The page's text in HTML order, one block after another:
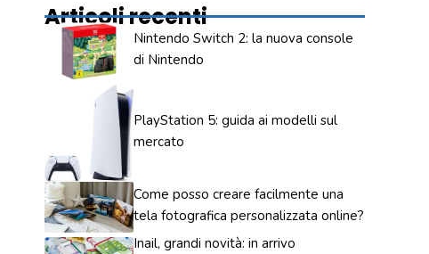
Articoli recenti
Nintendo Switch 2: la nuova console
di Nintendo
PlayStation 5: guida ai modelli sul
mercato
Come posso creare facilmente una
tela fotografica personalizzata online?
Inail, grandi novità: in arrivo